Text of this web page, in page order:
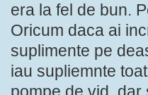
era la fel de bun.
Oricum daca ai
suplimente pe
iau supliemnte